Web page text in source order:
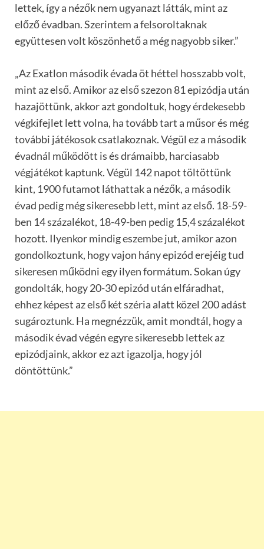
lettek, így a nézők nem ugyanazt látták, mint az
előző évadban. Szerintem a felsoroltaknak
együttesen volt köszönhető a még nagyobb siker.”
„Az Exatlon második évada öt héttel hosszabb volt,
mint az első. Amikor az első szezon 81 epizódja után
hazajöttünk, akkor azt gondoltuk, hogy érdekesebb
végkifejlet lett volna, ha tovább tart a műsor és még
további játékosok csatlakoznak. Végül ez a második
évadnál működött is és drámaibb, harciasabb
végjátékot kaptunk. Végül 142 napot töltöttünk
kint, 1900 futamot láthattak a nézők, a második
évad pedig még sikeresebb lett, mint az első. 18-59-
ben 14 százalékot, 18-49-ben pedig 15,4 százalékot
hozott. Ilyenkor mindig eszembe jut, amikor azon
gondolkoztunk, hogy vajon hány epizód erejéig tud
sikeresen működni egy ilyen formátum. Sokan úgy
gondolták, hogy 20-30 epizód után elfáradhat,
ehhez képest az első két széria alatt közel 200 adást
sugároztunk. Ha megnézzük, amit mondtál, hogy a
második évad végén egyre sikeresebb lettek az
epizódjaink, akkor ez azt igazolja, hogy jól
döntöttünk.”